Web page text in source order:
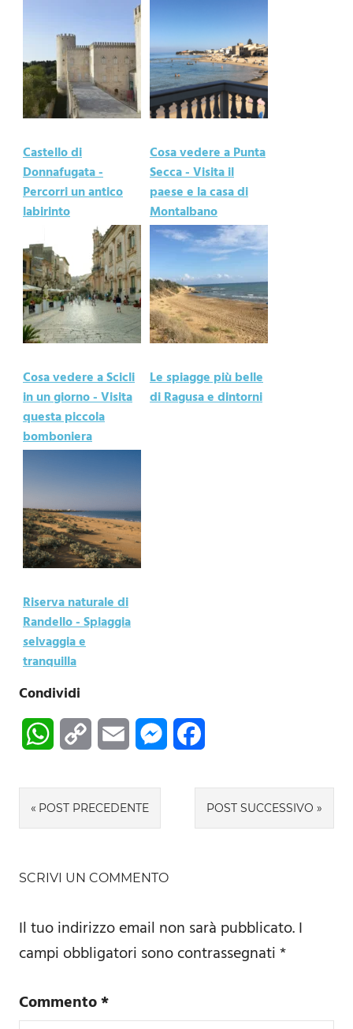
Castello di
Donnafugata -
Percorri un antico
labirinto
Cosa vedere a Punta
Secca - Visita il
paese e la casa di
Montalbano
Cosa vedere a Scicli
in un giorno - Visita
questa piccola
bomboniera
Le spiagge più belle
di Ragusa e dintorni
Riserva naturale di
Randello - Spiaggia
selvaggia e
tranquilla
Condividi
WhatsAppCopy
Email Messenger
Navigazione
articoli
POST PRECEDENTE POST SUCCESSIVO
SCRIVI UN COMMENTO
Il tuo indirizzo email non sarà pubblicato.I
campi obbligatori sono contrassegnati*
Commento*